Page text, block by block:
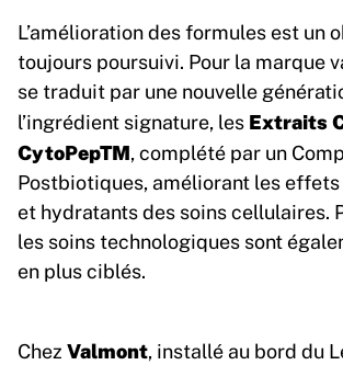
L’amélioration des formules est un
toujours poursuivi. Pour la marque
se traduit par une nouvelle
l’ingrédient signature, les Extraits
CytoPepTM, complété par un
Postbiotiques, améliorant les
et hydratants des soins cellulaires.
les soins technologiques sont
en plus ciblés.
Chez Valmont, installé au bord du